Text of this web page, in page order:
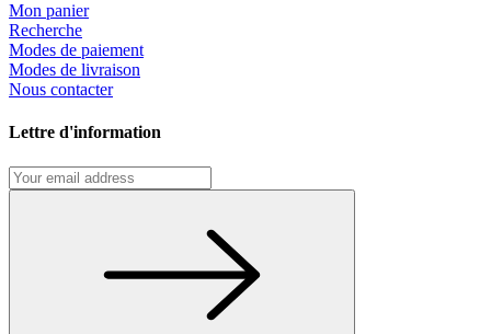
Mon panier
Recherche
Modes de paiement
Modes de livraison
Nous contacter
Lettre d'information